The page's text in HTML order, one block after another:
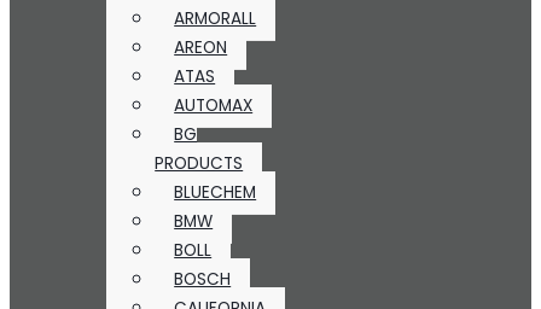
ARMORALL
AREON
ATAS
AUTOMAX
BG
PRODUCTS
BLUECHEM
BMW
BOLL
BOSCH